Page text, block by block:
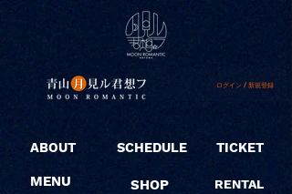
ログイン / 新規登録
ABOUT
MENU
SCHEDULE
SHOP
TICKET
RENTAL